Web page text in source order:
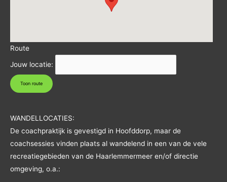
Route
Jouw locatie:
WANDELLOCATIES:
De coachpraktijk is gevestigd in Hoofddorp, maar de
coachsessies vinden plaats al wandelend in een van de vele
recreatiegebieden van de Haarlemmermeer en/of directie
omgeving, o.a.: